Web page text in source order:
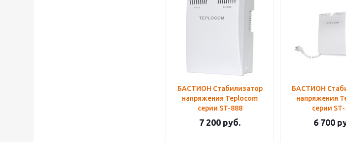
БАСТИОН Стабилизатор
напряжения Teplocom
серии ST-888
7 200 руб.
БАСТИОН
напряжения
серии
6 700